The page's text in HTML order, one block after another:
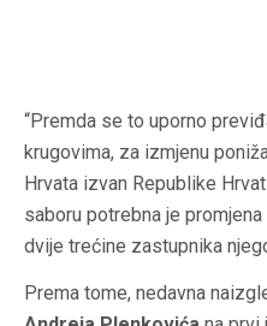
“Premda se to uporno
krugovima, za izmjenu
Hrvata izvan Republike
saboru potrebna je
dvije trećine zastupnika
Prema tome, nedavna